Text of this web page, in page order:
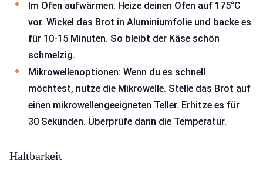
Im Ofen aufwärmen: Heize deinen Ofen auf 175°C
vor. Wickel das Brot in Aluminiumfolie und backe es
für 10-15 Minuten. So bleibt der Käse schön
schmelzig.
Mikrowellenoptionen: Wenn du es schnell
möchtest, nutze die Mikrowelle. Stelle das Brot auf
einen mikrowellengeeigneten Teller. Erhitze es für
30 Sekunden. Überprüfe dann die Temperatur.
Haltbarkeit